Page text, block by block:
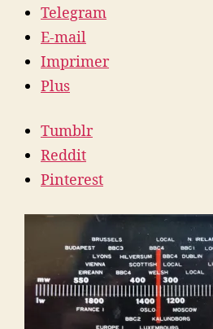
Telegram
E-mail
Imprimer
Plus
Tumblr
Reddit
Pinterest